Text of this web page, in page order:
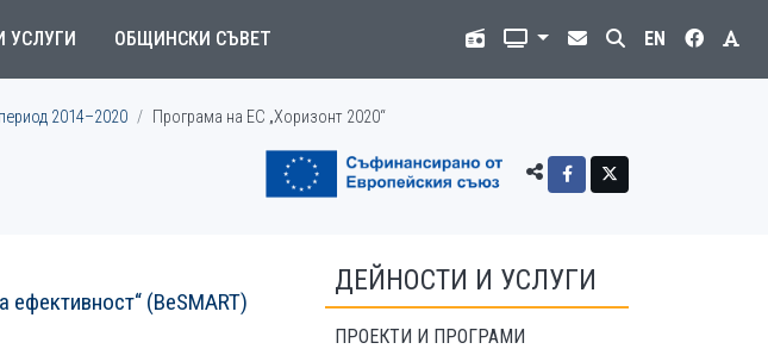
УСЛУГИ ОБЩИНСКИ СЪВЕТ EN
2014–2020 Програма на ЕС „Хоризонт 2020“
ефективност“ (BeSMART)
ДЕЙНОСТИ И УСЛУГИ
ПРОЕКТИ И ПРОГРАМИ